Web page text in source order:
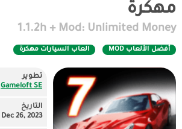
مهكرة
1.1.2h + Mod: Unlimited Money
أفضل الألعاب MOD العاب السيارات مهكرة
تطوير
Gameloft SE
التاريخ
Dec 26, 2023